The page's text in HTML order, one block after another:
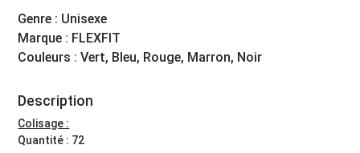
Genre : Unisexe
Marque : FLEXFIT
Couleurs : Vert, Bleu, Rouge, Marron, Noir
Description
Colisage :
Quantité : 72